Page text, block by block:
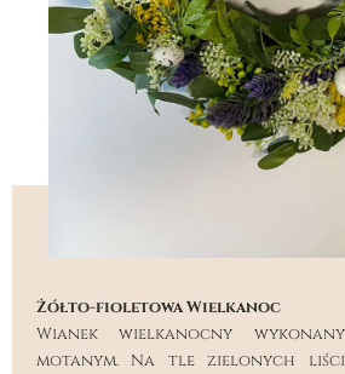
Żółto-fioletowa Wielkanoc
Wianek wielkanocny
motanym. Na tle zielonych